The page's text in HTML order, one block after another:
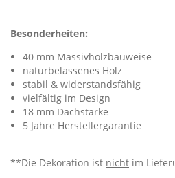
Besonderheiten:
40 mm Massivholzbauweise
naturbelassenes Holz
stabil & widerstandsfähig
vielfältig im Design
18 mm Dachstärke
5 Jahre Herstellergarantie
**Die Dekoration ist nicht im